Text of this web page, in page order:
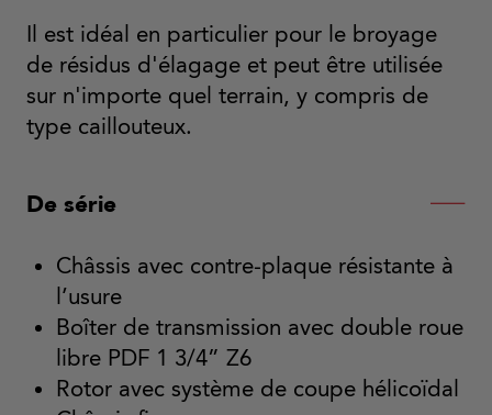
Il est idéal en particulier pour le broyage
de résidus d'élagage et peut être utilisée
sur n'importe quel terrain, y compris de
type caillouteux.
De série
Châssis avec contre-plaque résistante à
l’usure
Boîter de transmission avec double roue
libre PDF 1 3/4” Z6
Rotor avec système de coupe hélicoïdal